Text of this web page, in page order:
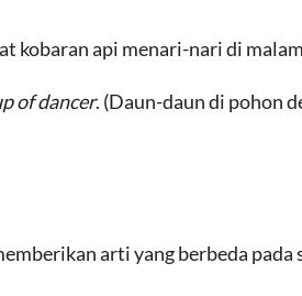
kobaran api menari-nari di
of dancer. (Daun-daun di pohon
arti yang berbeda pada